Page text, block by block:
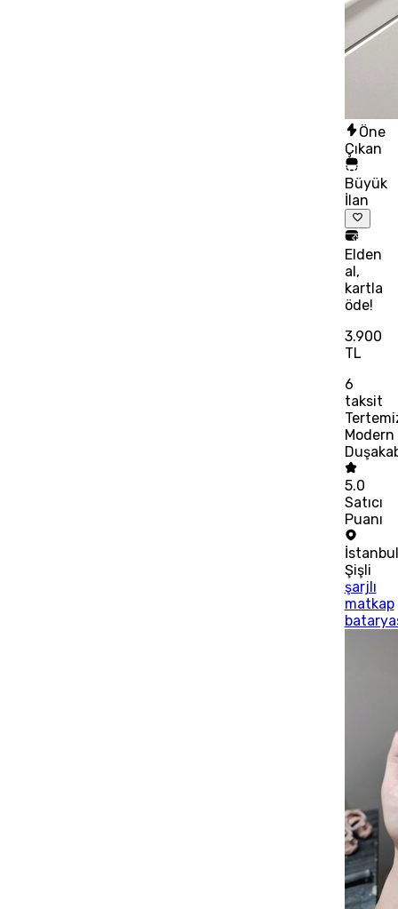
Öne
Çıkan
Büyük
İlan
Elden
al,
kartla
öde!
3.900
TL
6
taksit
Modern
5.0
Satıcı
Puanı
İstanbul
Şişli
şarjlı
matkap